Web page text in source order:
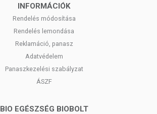
INFORMÁCIÓK
Rendelés módosítása
Rendelés lemondása
Reklamáció, panasz
Adatvédelem
Panaszkezelési szabályzat
ÁSZF
BIO EGÉSZSÉG BIOBOLT